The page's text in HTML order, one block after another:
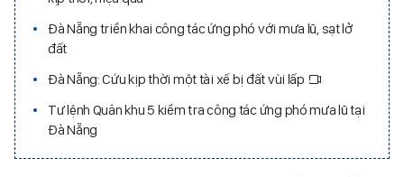
Đà Nẵng triển khai công tác ứng phó với mưa lũ, sạt lở
đất
Đà Nẵng: Cứu kịp thời một tài xế bị đất vùi lấp
Tư lệnh Quân khu 5 kiểm tra công tác ứng phó mưa lũ tại
Đà Nẵng